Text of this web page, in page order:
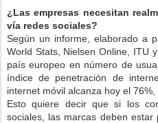
¿Las empresas necesitan
vía redes sociales?
Según un informe, elaborado a
World Stats, Nielsen Online, ITU
país europeo en número de
índice de penetración de
internet móvil alcanza hoy el 76%,
Esto quiere decir que si los
sociales, las marcas deben